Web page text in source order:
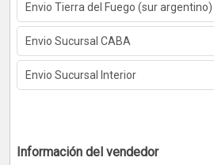
Envio Tierra del Fuego (sur argentino)
Envio Sucursal CABA
Envio Sucursal Interior
Información del vendedor